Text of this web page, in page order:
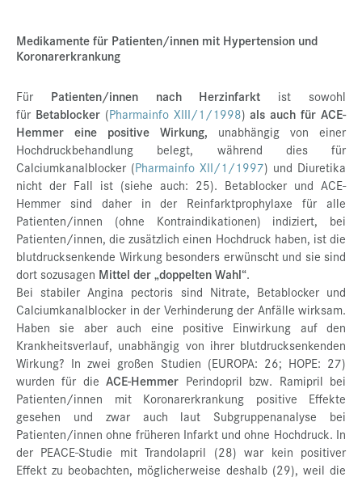
Medikamente für Patienten/innen mit Hypertension und
Koronarerkrankung
Für Patienten/innen nach Herzinfarkt ist sowohl
für Betablocker(Pharmainfo XIII/1/1998)als auch für ACE-
Hemmer eine positive Wirkung, unabhängig von einer
Hochdruckbehandlung belegt, während dies für
Calciumkanalblocker (Pharmainfo XII/1/1997) und Diuretika
nicht der Fall ist (siehe auch: 25). Betablocker und ACE-
Hemmer sind daher in der Reinfarktprophylaxe für alle
Patienten/innen (ohne Kontraindikationen) indiziert, bei
Patienten/innen, die zusätzlich einen Hochdruck haben, ist die
blutdrucksenkende Wirkung besonders erwünscht und sie sind
dort sozusagen Mittel der „doppelten Wahl“.
Bei stabiler Angina pectoris sind Nitrate, Betablocker und
Calciumkanalblocker in der Verhinderung der Anfälle wirksam.
Haben sie aber auch eine positive Einwirkung auf den
Krankheitsverlauf, unabhängig von ihrer blutdrucksenkenden
Wirkung? In zwei großen Studien (EUROPA: 26; HOPE: 27)
wurden für dieACE-Hemmer Perindopril bzw. Ramipril bei
Patienten/innen mit Koronarerkrankung positive Effekte
gesehen und zwar auch laut Subgruppenanalyse bei
Patienten/innen ohne früheren Infarkt und ohne Hochdruck. In
der PEACE-Studie mit Trandolapril (28) war kein positiver
Effekt zu beobachten, möglicherweise deshalb (29), weil die